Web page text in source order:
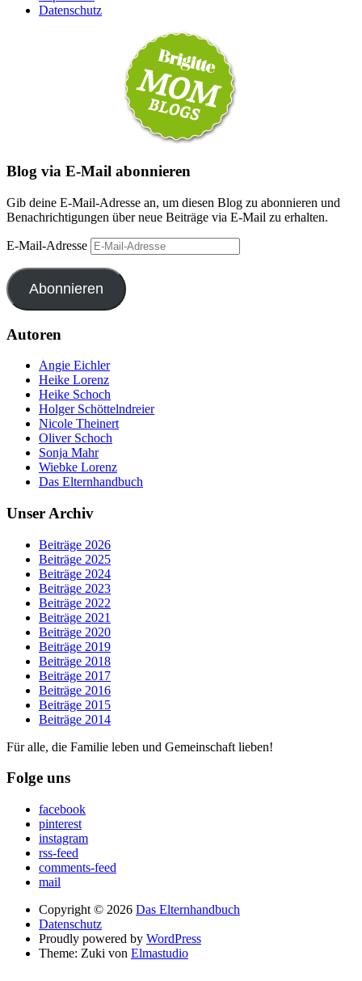
Datenschutz
Blog via E-Mail abonnieren
Gib deine E-Mail-Adresse an, um diesen Blog zu abonnieren und
Benachrichtigungen über neue Beiträge via E-Mail zu erhalten.
E-Mail-Adresse
Abonnieren
Autoren
Angie Eichler
Heike Lorenz
Heike Schoch
Holger Schöttelndreier
Nicole Theinert
Oliver Schoch
Sonja Mahr
Wiebke Lorenz
Das Elternhandbuch
Unser Archiv
Beiträge 2026
Beiträge 2025
Beiträge 2024
Beiträge 2023
Beiträge 2022
Beiträge 2021
Beiträge 2020
Beiträge 2019
Beiträge 2018
Beiträge 2017
Beiträge 2016
Beiträge 2015
Beiträge 2014
Für alle, die Familie leben und Gemeinschaft lieben!
Folge uns
facebook
pinterest
instagram
rss-feed
comments-feed
mail
Copyright © 2026 Das Elternhandbuch
Datenschutz
Proudly powered by WordPress
Theme: Zuki von Elmastudio